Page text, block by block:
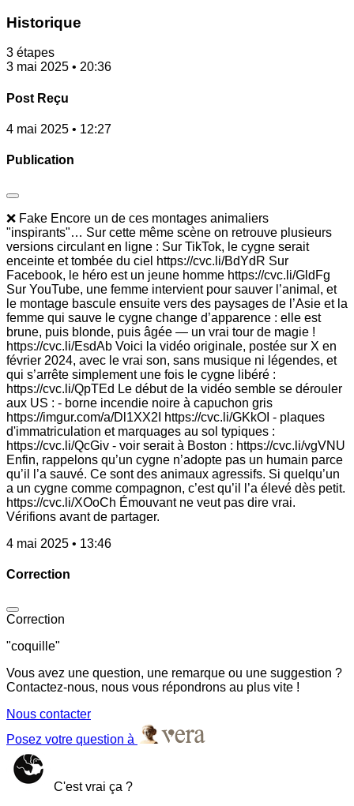
Historique
3 étapes
3 mai 2025 • 20:36
Post Reçu
4 mai 2025 • 12:27
Publication
❌ Fake Encore un de ces montages animaliers
"inspirants"… Sur cette même scène on retrouve plusieurs
versions circulant en ligne : Sur TikTok, le cygne serait
enceinte et tombée du ciel https://cvc.li/BdYdR Sur
Facebook, le héro est un jeune homme https://cvc.li/GldFg
Sur YouTube, une femme intervient pour sauver l’animal, et
le montage bascule ensuite vers des paysages de l’Asie et la
femme qui sauve le cygne change d’apparence : elle est
brune, puis blonde, puis âgée — un vrai tour de magie !
https://cvc.li/EsdAb Voici la vidéo originale, postée sur X en
février 2024, avec le vrai son, sans musique ni légendes, et
qui s’arrête simplement une fois le cygne libéré :
https://cvc.li/QpTEd Le début de la vidéo semble se dérouler
aux US : - borne incendie noire à capuchon gris
https://imgur.com/a/Dl1XX2I https://cvc.li/GKkOI - plaques
d'immatriculation et marquages au sol typiques :
https://cvc.li/QcGiv - voir serait à Boston : https://cvc.li/vgVNU
Enfin, rappelons qu’un cygne n’adopte pas un humain parce
qu’il l’a sauvé. Ce sont des animaux agressifs. Si quelqu’un
a un cygne comme compagnon, c’est qu’il l’a élevé dès petit.
https://cvc.li/XOoCh Émouvant ne veut pas dire vrai.
Vérifions avant de partager.
4 mai 2025 • 13:46
Correction
Correction
"coquille"
Vous avez une question, une remarque ou une suggestion ?
Contactez-nous, nous vous répondrons au plus vite !
Nous contacter
Posez votre question à
C'est vrai ça ?